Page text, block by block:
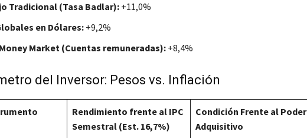
Tradicional (Tasa Badlar):+11,0%
en Dólares:+9,2%
Market (Cuentas remuneradas):+8,4%
del Inversor: Pesos vs. Inflación
Rendimiento frente al IPC
Semestral (Est. 16,7%)
Condición Frente al Poder
Adquisitivo